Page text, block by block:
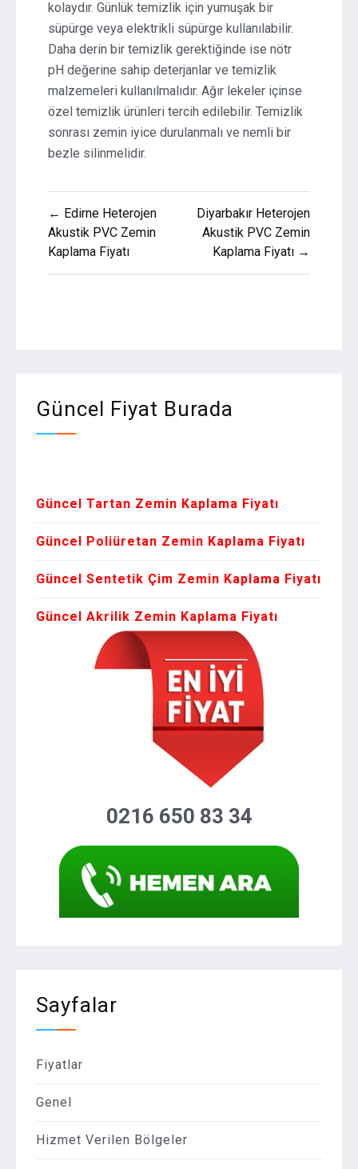
kolaydır. Günlük temizlik için yumuşak bir
süpürge veya elektrikli süpürge kullanılabilir.
Daha derin bir temizlik gerektiğinde ise nötr
pH değerine sahip deterjanlar ve temizlik
malzemeleri kullanılmalıdır. Ağır lekeler içinse
özel temizlik ürünleri tercih edilebilir. Temizlik
sonrası zemin iyice durulanmalı ve nemli bir
bezle silinmelidir.
Yazı
gezinmesi
← Edirne Heterojen
Akustik PVC Zemin
Kaplama Fiyatı
Diyarbakır Heterojen
Akustik PVC Zemin
Kaplama Fiyatı →
Güncel Fiyat Burada
Güncel Tartan Zemin Kaplama Fiyatı
Güncel Poliüretan Zemin Kaplama Fiyatı
Güncel Sentetik Çim Zemin Kaplama Fiyatı
Güncel Akrilik Zemin Kaplama Fiyatı
0216 650 83 34
Sayfalar
Fiyatlar
Genel
Hizmet Verilen Bölgeler